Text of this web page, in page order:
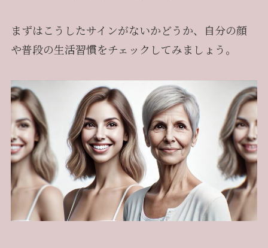
まずはこうしたサインがないかどうか、自分の顔
や普段の生活習慣をチェックしてみましょう。